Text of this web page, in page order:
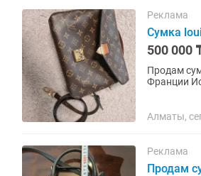
Реклама
Сумка
500 000
Продам
Франции
Алматы,
Реклама
Продам